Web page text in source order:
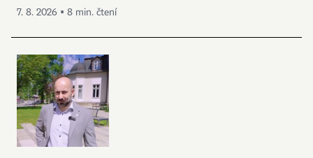
7. 8. 2026 ▪ 8 min. čtení